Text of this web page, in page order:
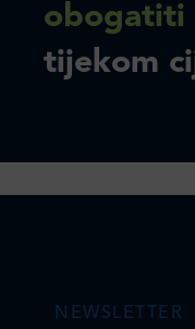
obogatiti
tijekom
NEWSLETTER